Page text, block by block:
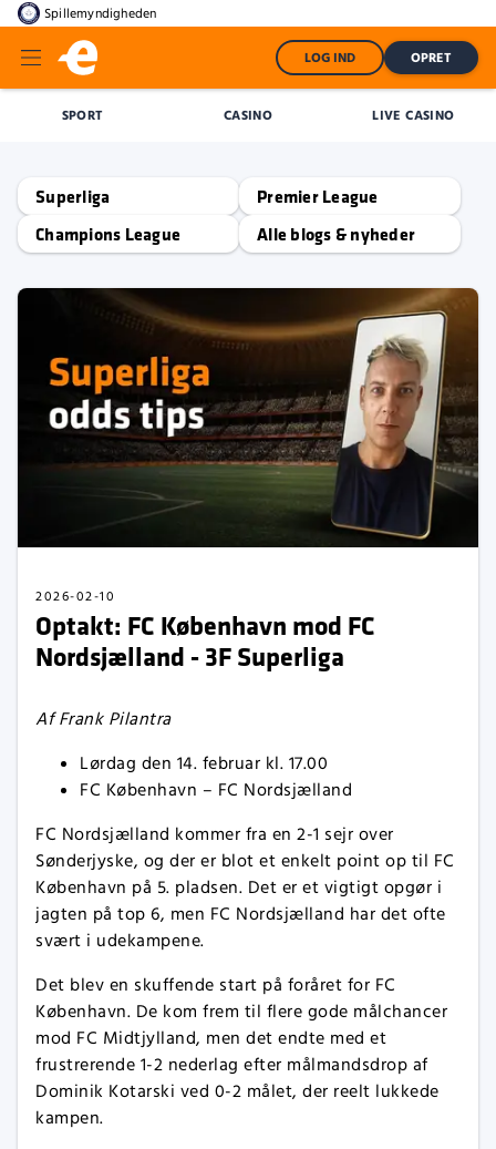
Spillemyndigheden
LOG IND OPRET
SPORT CASINO LIVE CASINO
Superliga
Premier League
Champions League
Alle blogs & nyheder
2026-02-10
Optakt: FC København mod FC
Nordsjælland - 3F Superliga
Af Frank Pilantra
Lørdag den 14. februar kl. 17.00
FC København – FC Nordsjælland
FC Nordsjælland kommer fra en 2-1 sejr over
Sønderjyske, og der er blot et enkelt point op til FC
København på 5. pladsen. Det er et vigtigt opgør i
jagten på top 6, men FC Nordsjælland har det ofte
svært i udekampene.
Det blev en skuffende start på foråret for FC
København. De kom frem til flere gode målchancer
mod FC Midtjylland, men det endte med et
frustrerende 1-2 nederlag efter målmandsdrop af
Dominik Kotarski ved 0-2 målet, der reelt lukkede
kampen.